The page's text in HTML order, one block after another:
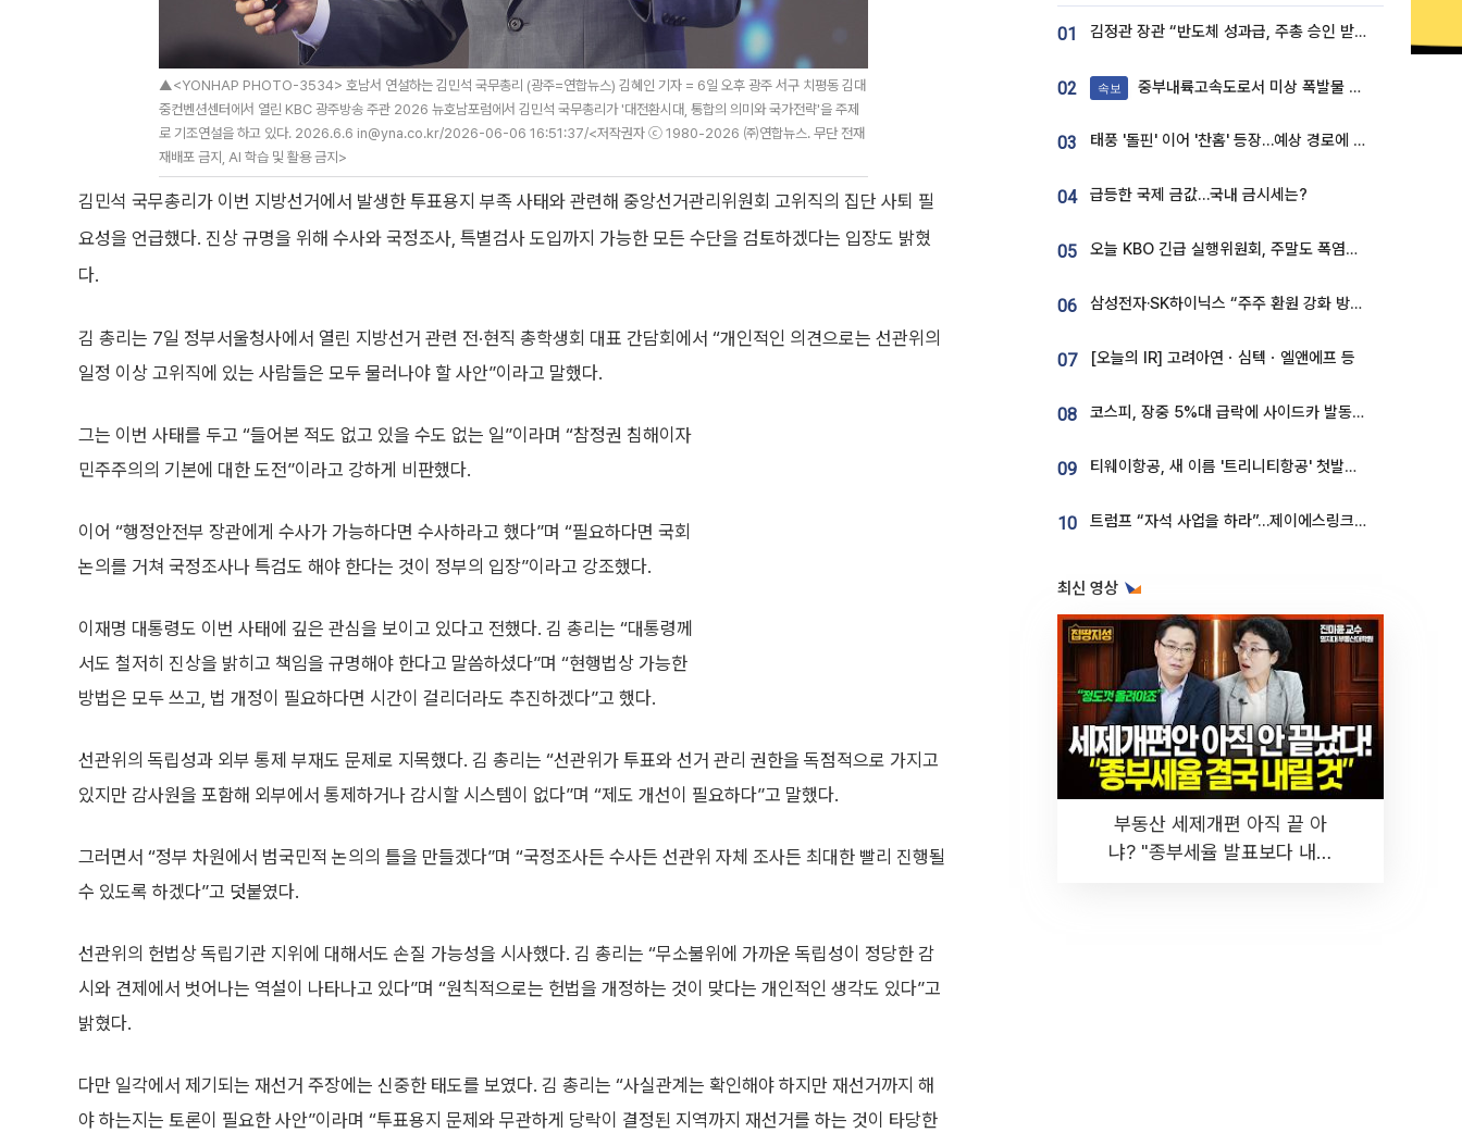
▲<YONHAP PHOTO-3534> 호남서 연설하는 김민석 국무총리 (광주=연합뉴스) 김혜인 기자 = 6일 오후 광주 서구 치평동 김대
중컨벤션센터에서 열린 KBC 광주방송 주관 2026 뉴호남포럼에서 김민석 국무총리가 '대전환시대, 통합의 의미와 국가전략'을 주제
로 기조연설을 하고 있다. 2026.6.6 in@yna.co.kr/2026-06-06 16:51:37/<저작권자 ⓒ 1980-2026 ㈜연합뉴스. 무단 전재
재배포 금지, AI 학습 및 활용 금지>
김민석 국무총리가 이번 지방선거에서 발생한 투표용지 부족 사태와 관련해 중앙선거관리위원회 고위직의 집단 사퇴 필
요성을 언급했다. 진상 규명을 위해 수사와 국정조사, 특별검사 도입까지 가능한 모든 수단을 검토하겠다는 입장도 밝혔
다.
김 총리는 7일 정부서울청사에서 열린 지방선거 관련 전·현직 총학생회 대표 간담회에서 “개인적인 의견으로는 선관위의
일정 이상 고위직에 있는 사람들은 모두 물러나야 할 사안”이라고 말했다.
그는 이번 사태를 두고 “들어본 적도 없고 있을 수도 없는 일”이라며 “참정권 침해이자
민주주의의 기본에 대한 도전”이라고 강하게 비판했다.
이어 “행정안전부 장관에게 수사가 가능하다면 수사하라고 했다”며 “필요하다면 국회
논의를 거쳐 국정조사나 특검도 해야 한다는 것이 정부의 입장”이라고 강조했다.
이재명 대통령도 이번 사태에 깊은 관심을 보이고 있다고 전했다. 김 총리는 “대통령께
서도 철저히 진상을 밝히고 책임을 규명해야 한다고 말씀하셨다”며 “현행법상 가능한
방법은 모두 쓰고, 법 개정이 필요하다면 시간이 걸리더라도 추진하겠다”고 했다.
선관위의 독립성과 외부 통제 부재도 문제로 지목했다. 김 총리는 “선관위가 투표와 선거 관리 권한을 독점적으로 가지고
있지만 감사원을 포함해 외부에서 통제하거나 감시할 시스템이 없다”며 “제도 개선이 필요하다”고 말했다.
그러면서 “정부 차원에서 범국민적 논의의 틀을 만들겠다”며 “국정조사든 수사든 선관위 자체 조사든 최대한 빨리 진행될
수 있도록 하겠다”고 덧붙였다.
선관위의 헌법상 독립기관 지위에 대해서도 손질 가능성을 시사했다. 김 총리는 “무소불위에 가까운 독립성이 정당한 감
시와 견제에서 벗어나는 역설이 나타나고 있다”며 “원칙적으로는 헌법을 개정하는 것이 맞다는 개인적인 생각도 있다”고
밝혔다.
다만 일각에서 제기되는 재선거 주장에는 신중한 태도를 보였다. 김 총리는 “사실관계는 확인해야 하지만 재선거까지 해
야 하는지는 토론이 필요한 사안”이라며 “투표용지 문제와 무관하게 당락이 결정된 지역까지 재선거를 하는 것이 타당한
01 김정관 장관 “반도체 성과급, 주총 승인 받도록”…상법·자본시장법 개정 시사
02 속보 중부내륙고속도로서 미상 폭발물 발견
03 태풍 '돌핀' 이어 '찬홈' 등장…예상 경로에 한국 '한숨'
04 급등한 국제 금값…국내 금시세는?
05 오늘 KBO 긴급 실행위원회, 주말도 폭염취소 될까
06 삼성전자·SK하이닉스 “주주 환원 강화 방안 마련”
07 [오늘의 IR] 고려아연ㆍ심텍ㆍ엘앤에프 등
08 코스피, 장중 5%대 급락에 사이드카 발동…삼성·SK 동반 폭락
09 티웨이항공, 새 이름 '트리니티항공' 첫발…SSC 전략 본격화
10 트럼프 “자석 사업을 하라”…제이에스링크, 비중국 영구자석 공급망 구축 속도
최신 영상
부동산 세제개편 아직 끝 아
냐? "종부세율 발표보다 내릴